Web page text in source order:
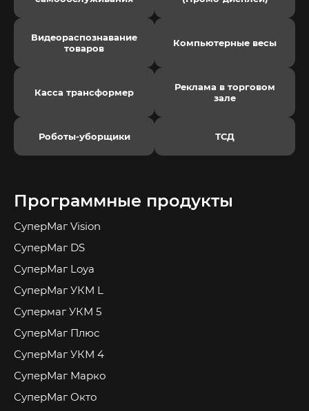
Видеораспознавание
товаров
Компьютерные весы
Касса трансформер
Реклама в торговом
зале
Роботы-уборщики ТСД
Программные продукты
СуперМаг Vision
СуперМаг DS
СуперМаг Loya
СуперМаг УКМ L
Супермаг УКМ 5
СуперМаг Плюс
СуперМаг УКМ 4
СуперМаг Марко
СуперМаг Окто